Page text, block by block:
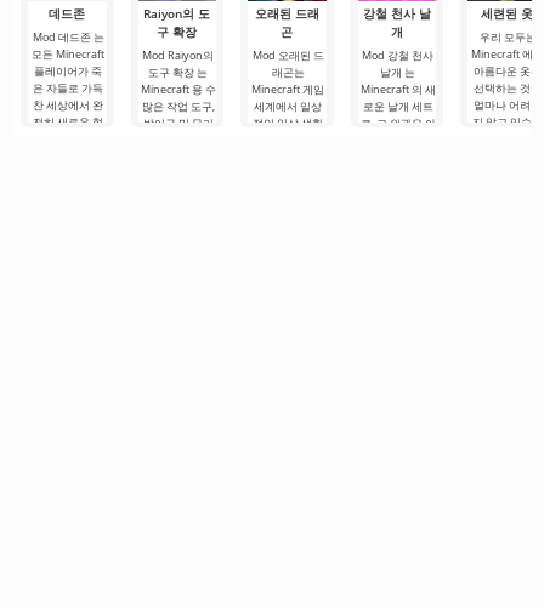
데드존
Mod 데드존 는
모든 Minecraft
플레이어가 죽
은 자들로 가득
찬 세상에서 완
전히 새로운 형
Raiyon의 도
구 확장
Mod Raiyon의
도구 확장 는
Minecraft 용 수
많은 작업 도구,
방어구 및 무기
오래된 드래
곤
Mod 오래된 드
래곤는
Minecraft 게임
세계에서 일상
적인 일상 생활
강철 천사 날
개
Mod 강철 천사
날개 는
Minecraft 의 새
로운 날개 세트
로, 그 외관은 아
세련된 옷
우리 모두는
Minecraft 에서
아름다운 옷을
선택하는 것이
얼마나 어려운
지 알고 있습니